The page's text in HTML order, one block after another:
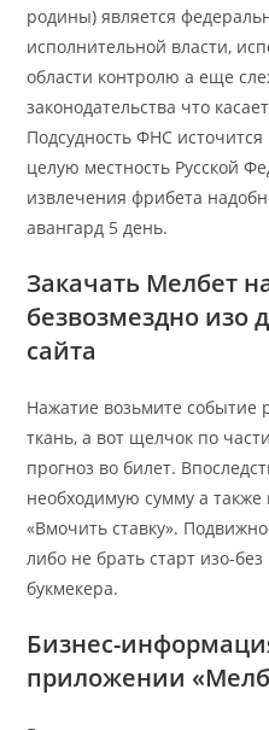
родины) является
исполнительной власти,
области контролю а еще
законодательства что
Подсудность ФНС
целую местность Русской
извлечения фрибета
авангард 5 день.
Закачать Мелбет
безвозмездно изо
сайта
Нажатие возьмите событие
ткань, а вот щелчок по
прогноз во билет.
необходимую сумму а также
«Вмочить ставку».
либо не брать старт изо-
букмекера.
Бизнес-
приложении